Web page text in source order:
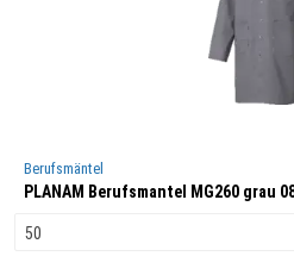
Berufsmäntel
PLANAM Berufsmantel MG260 grau